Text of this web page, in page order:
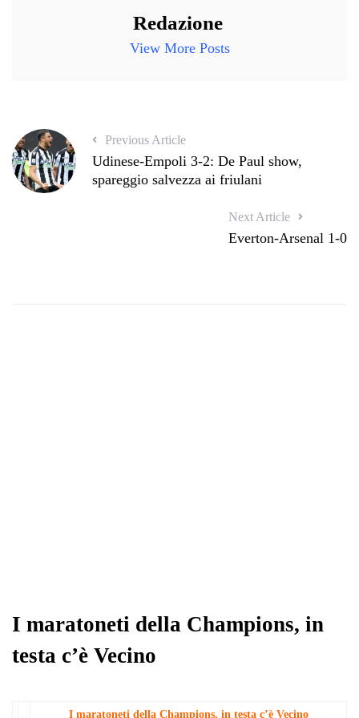
Redazione
View More Posts
Previous Article
Udinese-Empoli 3-2: De Paul show,
spareggio salvezza ai friulani
Next Article
Everton-Arsenal 1-0
I maratoneti della Champions, in
testa c’è Vecino
I maratoneti della Champions, in testa c’è Vecino